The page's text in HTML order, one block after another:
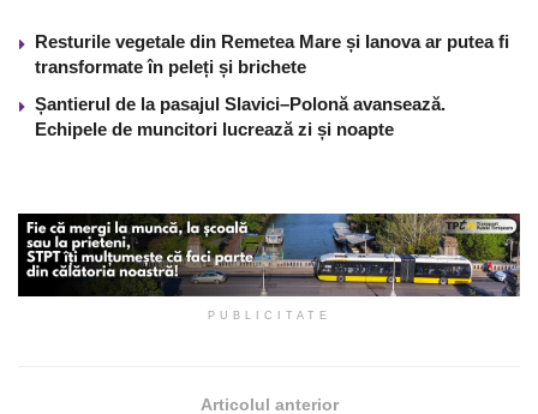
Resturile vegetale din Remetea Mare și Ianova ar putea fi
transformate în peleți și brichete
Șantierul de la pasajul Slavici–Polonă avansează.
Echipele de muncitori lucrează zi și noapte
PUBLICITATE
Articolul anterior